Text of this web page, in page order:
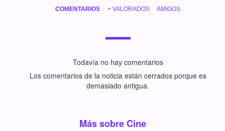
COMENTARIOS + VALORADOS AMIGOS
Todavía no hay comentarios
Los comentarios de la noticia están cerrados porque es
demasiado antigua.
Más sobre Cine